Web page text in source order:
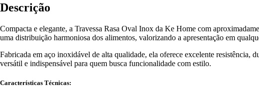
Descrição
Compacta e elegante, a Travessa Rasa Oval Inox da Ke Home com
uma distribuição harmoniosa dos alimentos, valorizando a apresentação em
Fabricada em aço inoxidável de alta qualidade, ela oferece excelente resistência,
versátil e indispensável para quem busca funcionalidade com estilo.
Características Técnicas: